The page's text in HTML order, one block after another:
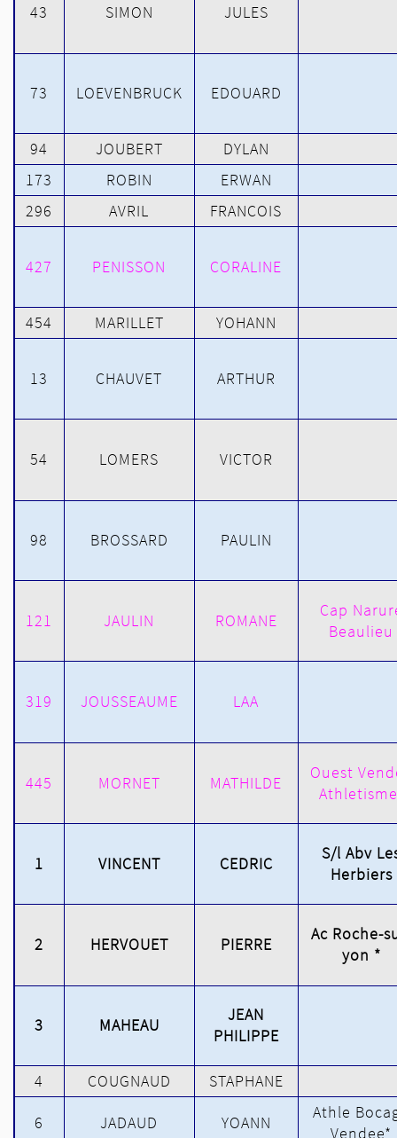
43 SIMON JULES
73 LOEVENBRUCK EDOUARD
94 JOUBERT
DYLAN
173
ROBIN
ERWAN
296
AVRIL FRANCOIS
427 PENISSON CORALINE
454 MARILLET YOHANN
13 CHAUVET ARTHUR
54 LOMERS VICTOR
98 BROSSARD PAULIN
121 JAULIN ROMANE
Cap
Beaulieu
319 JOUSSEAUME LAA
445 MORNET MATHILDE
Ouest
1 VINCENT CEDRIC
S/l Abv
Herbiers
2 HERVOUET PIERRE
Ac Roche-
yon *
3 MAHEAU
JEAN
PHILIPPE
4 COUGNAUD STAPHANE
6 JADAUD YOANN
Athle
Vendee*